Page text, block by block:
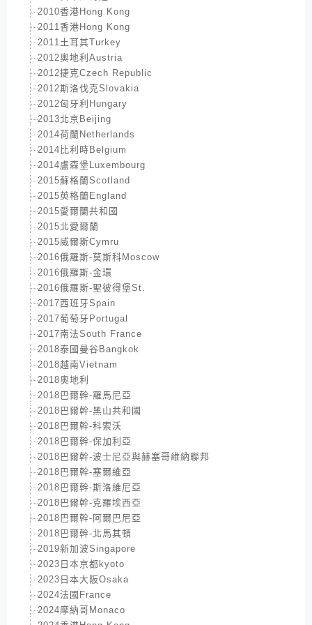
2010香港Hong Kong
2011香港Hong Kong
2011土耳其Turkey
2012奧地利Austria
2012捷克Czech Republic
2012斯洛伐克Slovakia
2012匈牙利Hungary
2013北京Beijing
2014荷蘭Netherlands
2014比利時Belgium
2014盧森堡Luxembourg
2015蘇格蘭Scotland
2015英格蘭England
2015愛爾蘭共和國
2015北愛爾蘭
2015威爾斯Cymru
2016俄羅斯-莫斯科Moscow
2016俄羅斯-金環
2016俄羅斯-聖彼得堡St.
2017西班牙Spain
2017葡萄牙Portugal
2017南法South France
2018泰國曼谷Bangkok
2018越南Vietnam
2018奧地利
2018巴爾幹-羅馬尼亞
2018巴爾幹-黑山共和國
2018巴爾幹-科索沃
2018巴爾幹-保加利亞
2018巴爾幹-波士尼亞與赫塞哥維納聯邦
2018巴爾幹-塞爾維亞
2018巴爾幹-斯洛維尼亞
2018巴爾幹-克羅埃西亞
2018巴爾幹-阿爾巴尼亞
2018巴爾幹-北馬其頓
2019新加波Singapore
2023日本京都kyoto
2023日本大阪Osaka
2024法國France
2024摩納哥Monaco